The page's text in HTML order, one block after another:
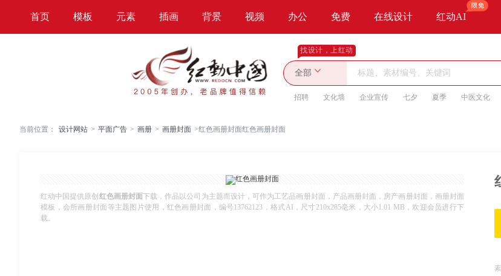
首页 模板 元素 插画 背景 视频 办公 免费 在线设计 红动AI
找设计，上红动
全部
招聘 文化墙 企业宣传 七夕 夏季 中医文化
当前位置： 设计网站 > 平面广告 > 画册 > 画册封面 >红色画册封面红色画册封面
红动中国提供原创 红色画册封面下载，作品以公司为主题而设计，可作为工艺品画册封面，产品画册封面，房产画册封面，画册封面
模板，会所画册封面等主题图片使用，红色画册封面，编号13762123，格式AI，尺寸210x285毫米，大小1.01 MB，欢迎会员进行下
载。